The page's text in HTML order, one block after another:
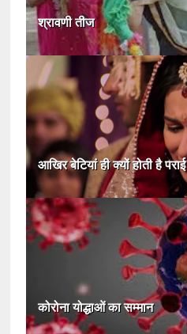
श्रावणी तीज
आखिर बेटियां ही क्यों होती है पराई
कोरोना योद्धाओं का सम्मान